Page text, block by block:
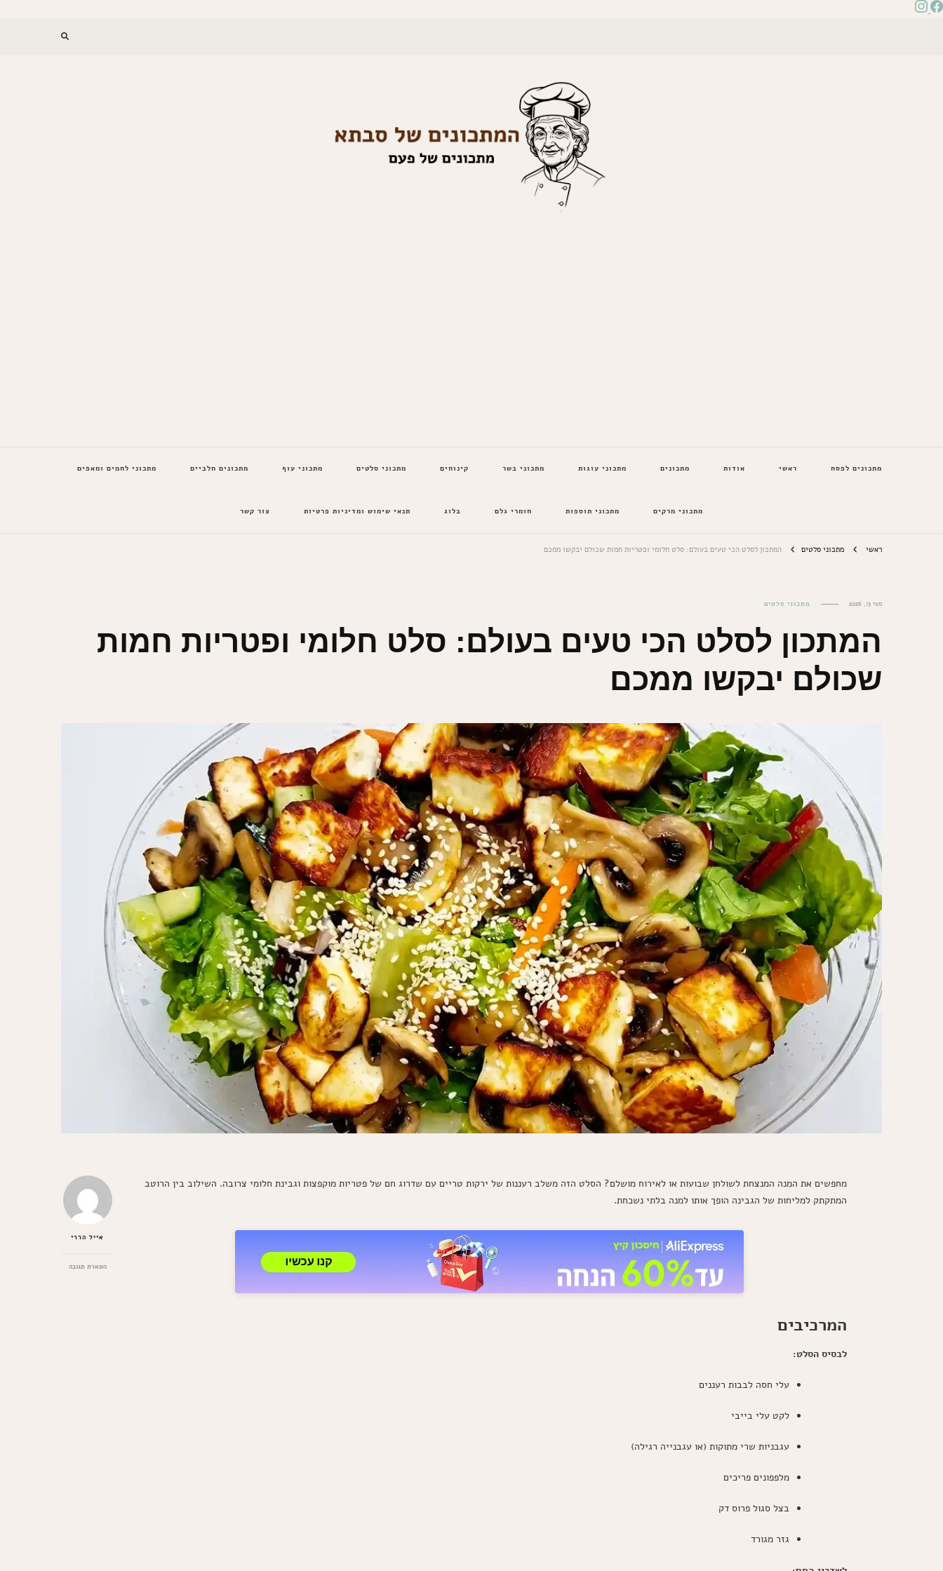
מתכונים לפסח ראשי אודות מתכונים מתכוני עוגות מתכוני בשר קינוחים מתכוני סלטים מתכוני עוף מתכונים חלביים מתכוני לחמים ומאפים
מתכוני מרקים מתכוני תוספות חומרי גלם בלוג תנאי שימוש ומדיניות פרטיות צור קשר
ראשי מתכוני סלטים המתכון לסלט הכי טעים בעולם: סלט חלומי ופטריות חמות שכולם יבקשו ממכם
מאי 13, 2026 מתכוני סלטים
המתכון לסלט הכי טעים בעולם: סלט חלומי ופטריות חמות
שכולם יבקשו ממכם
אייל הררי
השארת תגובהבנושא
מחפשים את המנה המנצחת לשולחן שבועות או לאירוח מושלם? הסלט הזה משלב רעננות של ירקות טריים עם שדרוג חם של פטריות מוקפצות וגבינת חלומי צרובה. השילוב בין הרוטב
המתקתק למליחות של הגבינה הופך אותו למנה בלתי נשכחת.
המרכיבים
לבסיס הסלט:
עלי חסה לבבות רעננים
לקט עלי בייבי
עגבניות שרי מתוקות (או עגבנייה רגילה)
מלפפונים פריכים
בצל סגול פרוס דק
גזר מגורד